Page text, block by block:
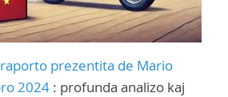
raporto prezentita de Mario
2024 : profunda analizo kaj